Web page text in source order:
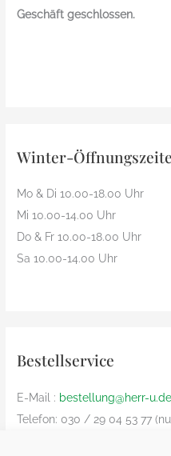
Geschäft geschlossen.
Winter-
Mo & Di 10.00-18.00 Uhr
Mi 10.00-14.00 Uhr
Do & Fr 10.00-18.00 Uhr
Sa 10.00-14.00 Uhr
Bestellservice
E-Mail : bestellung@herr-u.de
Telefon: 030 / 29 04 53 77